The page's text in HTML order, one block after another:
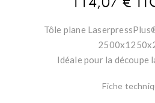
Tôle plane
Idéale pour la découpe
Fiche